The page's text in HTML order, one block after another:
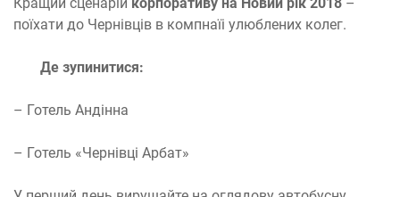
Кращий сценарій корпоративу на Новий рік 2018 –
поїхати до Чернівців в компнаїі улюблених колег.
Де зупинитися:
– Готель Андінна
– Готель «Чернівці Арбат»